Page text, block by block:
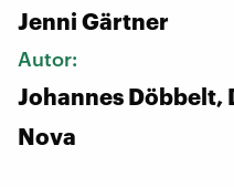
Jenni Gärtner
Autor:
Johannes
Nova